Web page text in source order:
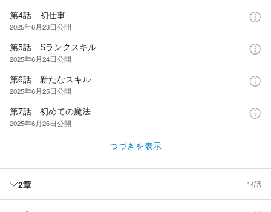
第4話 初仕事
2025年6月23日公開
第5話 Sランクスキル
2025年6月24日公開
第6話 新たなスキル
2025年6月25日公開
第7話 初めての魔法
2025年6月26日公開
つづきを表示
2章 14話